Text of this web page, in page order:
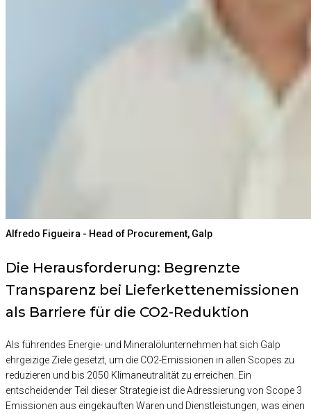
Alfredo Figueira - Head of Procurement, Galp
Die Herausforderung: Begrenzte
Transparenz bei Lieferkettenemissionen
als Barriere für die CO2-Reduktion
Als führendes Energie- und Mineralölunternehmen hat sich Galp
ehrgeizige Ziele gesetzt, um die CO2-Emissionen in allen Scopes zu
reduzieren und bis 2050 Klimaneutralität zu erreichen. Ein
entscheidender Teil dieser Strategie ist die Adressierung von Scope 3
Emissionen aus eingekauften Waren und Dienstleistungen, was einen